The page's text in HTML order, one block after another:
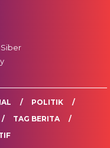
POLITIK
TAG BERITA